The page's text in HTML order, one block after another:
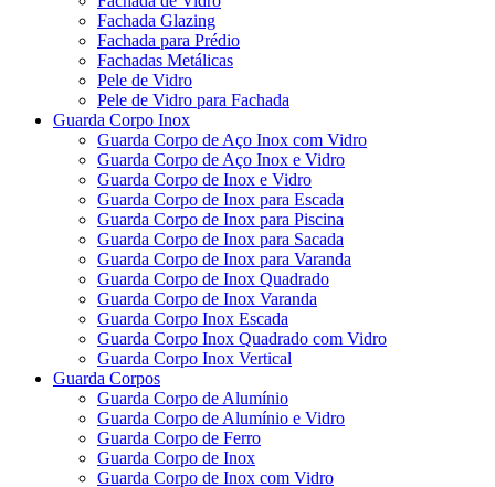
Fachada Glazing
Fachada para Prédio
Fachadas Metálicas
Pele de Vidro
Pele de Vidro para Fachada
Guarda Corpo Inox
Guarda Corpo de Aço Inox com Vidro
Guarda Corpo de Aço Inox e Vidro
Guarda Corpo de Inox e Vidro
Guarda Corpo de Inox para Escada
Guarda Corpo de Inox para Piscina
Guarda Corpo de Inox para Sacada
Guarda Corpo de Inox para Varanda
Guarda Corpo de Inox Quadrado
Guarda Corpo de Inox Varanda
Guarda Corpo Inox Escada
Guarda Corpo Inox Quadrado com Vidro
Guarda Corpo Inox Vertical
Guarda Corpos
Guarda Corpo de Alumínio
Guarda Corpo de Alumínio e Vidro
Guarda Corpo de Ferro
Guarda Corpo de Inox
Guarda Corpo de Inox com Vidro